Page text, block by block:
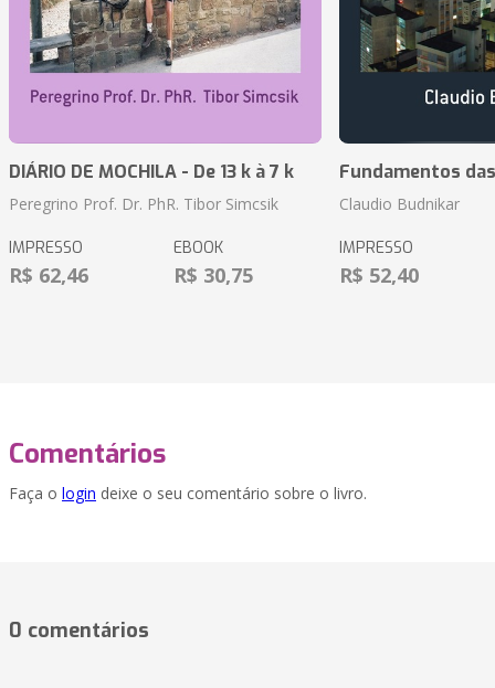
DIÁRIO DE MOCHILA - De 13 k à 7 k
Peregrino Prof. Dr. PhR. Tibor Simcsik
IMPRESSO
R$ 62,46
EBOOK
R$ 30,75
Fundamentos
Claudio Budnikar
IMPRESSO
R$ 52,40
Comentários
Faça o login deixe o seu comentário sobre o livro.
0 comentários